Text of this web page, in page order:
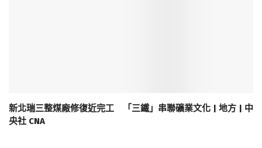
新北瑞三整煤廠修復近完工 「三鐵」串聯礦業文化 | 地方 | 中
央社 CNA